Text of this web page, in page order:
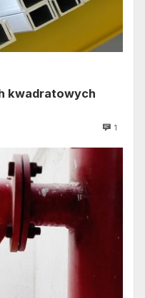
kwadratowych
1